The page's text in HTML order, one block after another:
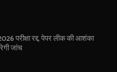
परीक्षा रद्द, पेपर लीक की आशंका
जांच